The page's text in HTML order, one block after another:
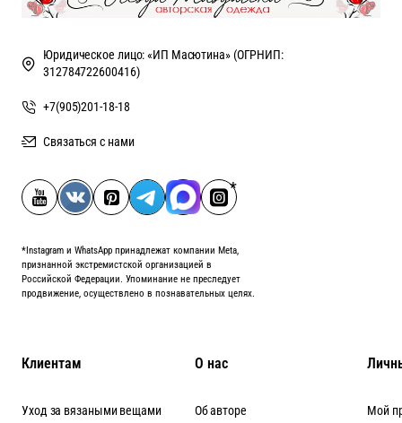
Юридическое лицо: «ИП Масютина» (ОГРНИП:
312784722600416)
+7(905)201-18-18
Связаться с нами
*Instagram и WhatsApp принадлежат компании Meta,
признанной экстремистской организацией в
Российской Федерации. Упоминание не преследует
продвижение, осуществлено в познавательных целях.
Клиентам
Уход за вязаными вещами
О нас
Об авторе Мой